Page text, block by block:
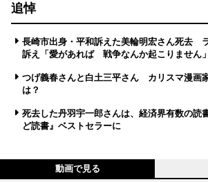
追悼
長崎市出身・平和訴えた美輪明宏さん死去
訴え「愛があれば 戦争なんか起こりません」
つげ義春さんと白土三平さん カリスマ漫画
は？
死去した丹羽宇一郎さんは、経済界有数の
ど読書』ベストセラーに
動画で見る